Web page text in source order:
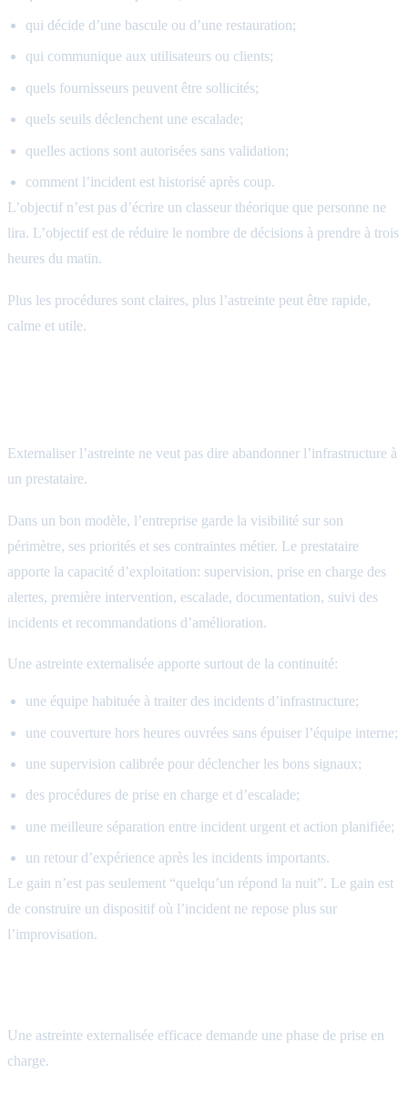
qui décide d’une bascule ou d’une restauration;
qui communique aux utilisateurs ou clients;
quels fournisseurs peuvent être sollicités;
quels seuils déclenchent une escalade;
quelles actions sont autorisées sans validation;
comment l’incident est historisé après coup.
L’objectif n’est pas d’écrire un classeur théorique que personne ne
lira. L’objectif est de réduire le nombre de décisions à prendre à trois
heures du matin.
Plus les procédures sont claires, plus l’astreinte peut être rapide,
calme et utile.
Externaliser l’astreinte ne veut pas dire abandonner l’infrastructure à
un prestataire.
Dans un bon modèle, l’entreprise garde la visibilité sur son
périmètre, ses priorités et ses contraintes métier. Le prestataire
apporte la capacité d’exploitation: supervision, prise en charge des
alertes, première intervention, escalade, documentation, suivi des
incidents et recommandations d’amélioration.
Une astreinte externalisée apporte surtout de la continuité:
une équipe habituée à traiter des incidents d’infrastructure;
une couverture hors heures ouvrées sans épuiser l’équipe interne;
une supervision calibrée pour déclencher les bons signaux;
des procédures de prise en charge et d’escalade;
une meilleure séparation entre incident urgent et action planifiée;
un retour d’expérience après les incidents importants.
Le gain n’est pas seulement “quelqu’un répond la nuit”. Le gain est
de construire un dispositif où l’incident ne repose plus sur
l’improvisation.
Une astreinte externalisée efficace demande une phase de prise en
charge.